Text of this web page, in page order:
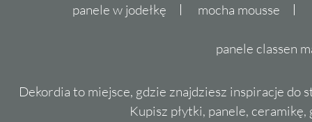
panele w jodełkę mocha mousse
panele classen
Dekordia to miejsce, gdzie znajdziesz inspiracje do
Kupisz płytki, panele,